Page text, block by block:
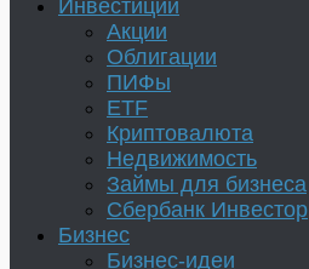
Инвестиции
Акции
Облигации
ПИФы
ETF
Криптовалюта
Недвижимость
Займы для бизнеса
Сбербанк Инвестор
Бизнес
Бизнес-идеи